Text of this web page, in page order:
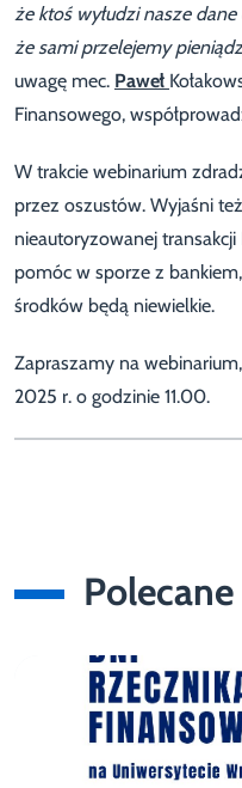
że ktoś wyłudzi nasze
że sami przelejemy
uwagę mec. Paweł
Finansowego,
W trakcie webinarium
przez oszustów. Wyjaśni
nieautoryzowanej
pomóc w sporze z
środków będą niewielkie.
Zapraszamy na
2025 r. o godzinie 11.00.
Polecane